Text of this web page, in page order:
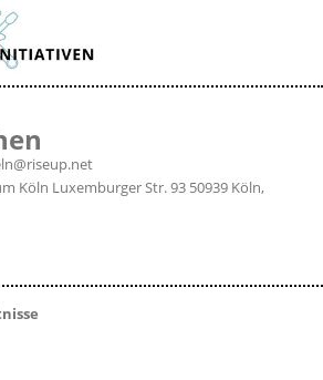
Köln Luxemburger Str. 93 50939 Köln,